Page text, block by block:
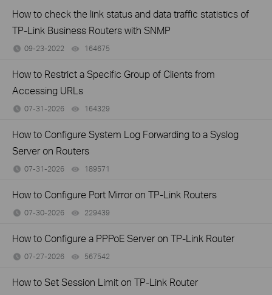
How to check the link status and data traffic statistics of
TP-Link Business Routers with SNMP
09-23-2022 164675
How to Restrict a Specific Group of Clients from
Accessing URLs
07-31-2026 164329
How to Configure System Log Forwarding to a Syslog
Server on Routers
07-31-2026 189571
How to Configure Port Mirror on TP-Link Routers
07-30-2026 229439
How to Configure a PPPoE Server on TP-Link Router
07-27-2026 567542
How to Set Session Limit on TP-Link Router